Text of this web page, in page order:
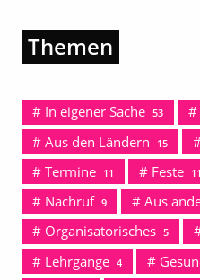
Themen
In eigener Sache 53
Aus den Ländern 15
Termine 11 Feste 11
Nachruf 9 Aus
Organisatorisches 5
Lehrgänge 4